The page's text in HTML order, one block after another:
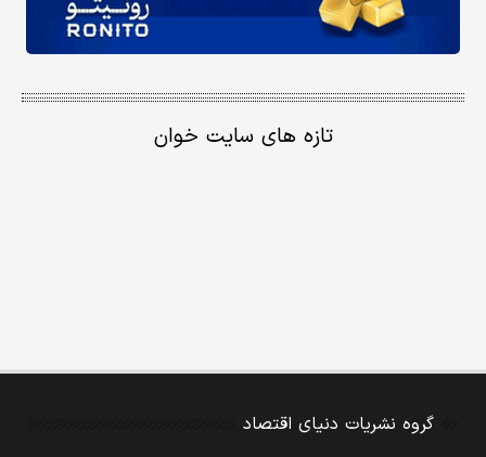
تازه های سایت خوان
گروه نشریات دنیای اقتصاد